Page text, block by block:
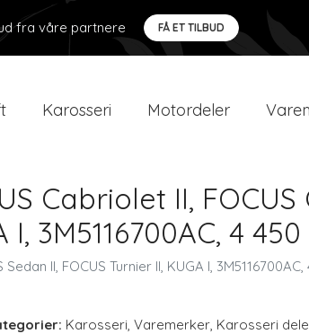
fra våre partnere FÅ ET TILBUD
Karosseri Motordeler
Cabriolet II, FOCUS
3M5116700AC, 4 450
II, FOCUS Turnier II, KUGA I,
Karosseri, Varemerker, Karosseri